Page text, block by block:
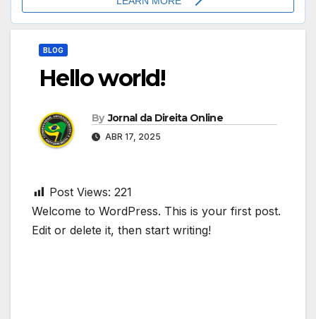
BLOG
Hello world!
By Jornal da Direita Online
ABR 17, 2025
Post Views: 221
Welcome to WordPress. This is your first post.
Edit or delete it, then start writing!